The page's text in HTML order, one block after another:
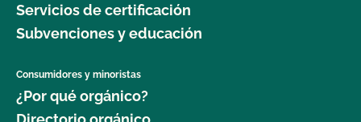
Servicios de certificación
Subvenciones y educación
Consumidores y minoristas
¿Por qué orgánico?